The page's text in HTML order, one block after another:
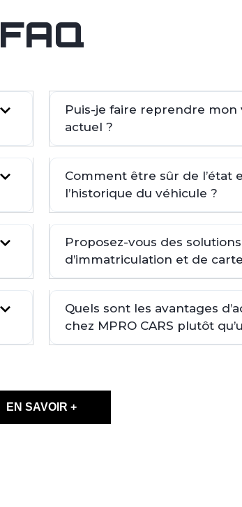
FAQ
Puis-je faire reprendre mon
actuel ?
Comment être sûr de l’état
l’historique du véhicule ?
Proposez-vous des solutions
d’immatriculation et de
Quels sont les avantages
chez MPRO CARS plutôt
EN SAVOIR +